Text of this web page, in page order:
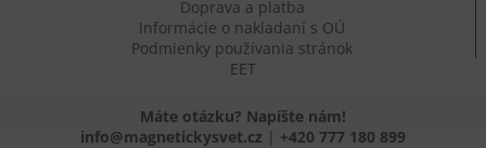
Doprava a platba
Informácie o nakladaní s OÚ
Podmienky používania stránok
EET
Máte otázku? Napíšte nám!
info@magnetickysvet.cz | +420 777 180 899